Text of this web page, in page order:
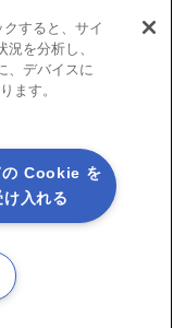
All Rights Reserved.
クすると、サイ
を分析し、
、デバイスに
ます。
の Cookie を
け入れる